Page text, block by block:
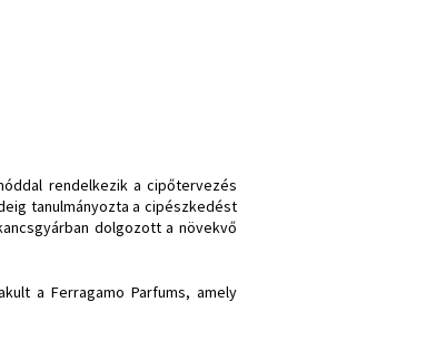
rendelkezik a cipőtervezés
tanulmányozta a cipészkedést
dolgozott a növekvő
a Ferragamo Parfums, amely